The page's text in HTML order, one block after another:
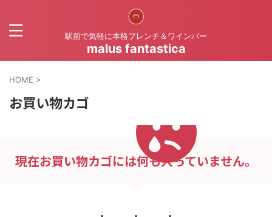
駅前で気軽に本格フレンチ＆ワインバー
malus fantastica
HOME >
お買い物カゴ
現在お買い物カゴには何も入っていません。